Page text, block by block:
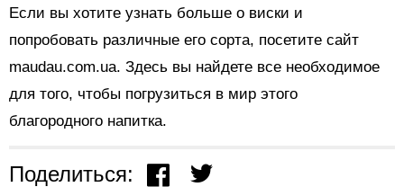
Если вы хотите узнать больше о виски и
попробовать различные его сорта, посетите сайт
maudau.com.ua. Здесь вы найдете все необходимое
для того, чтобы погрузиться в мир этого
благородного напитка.
Поделиться: